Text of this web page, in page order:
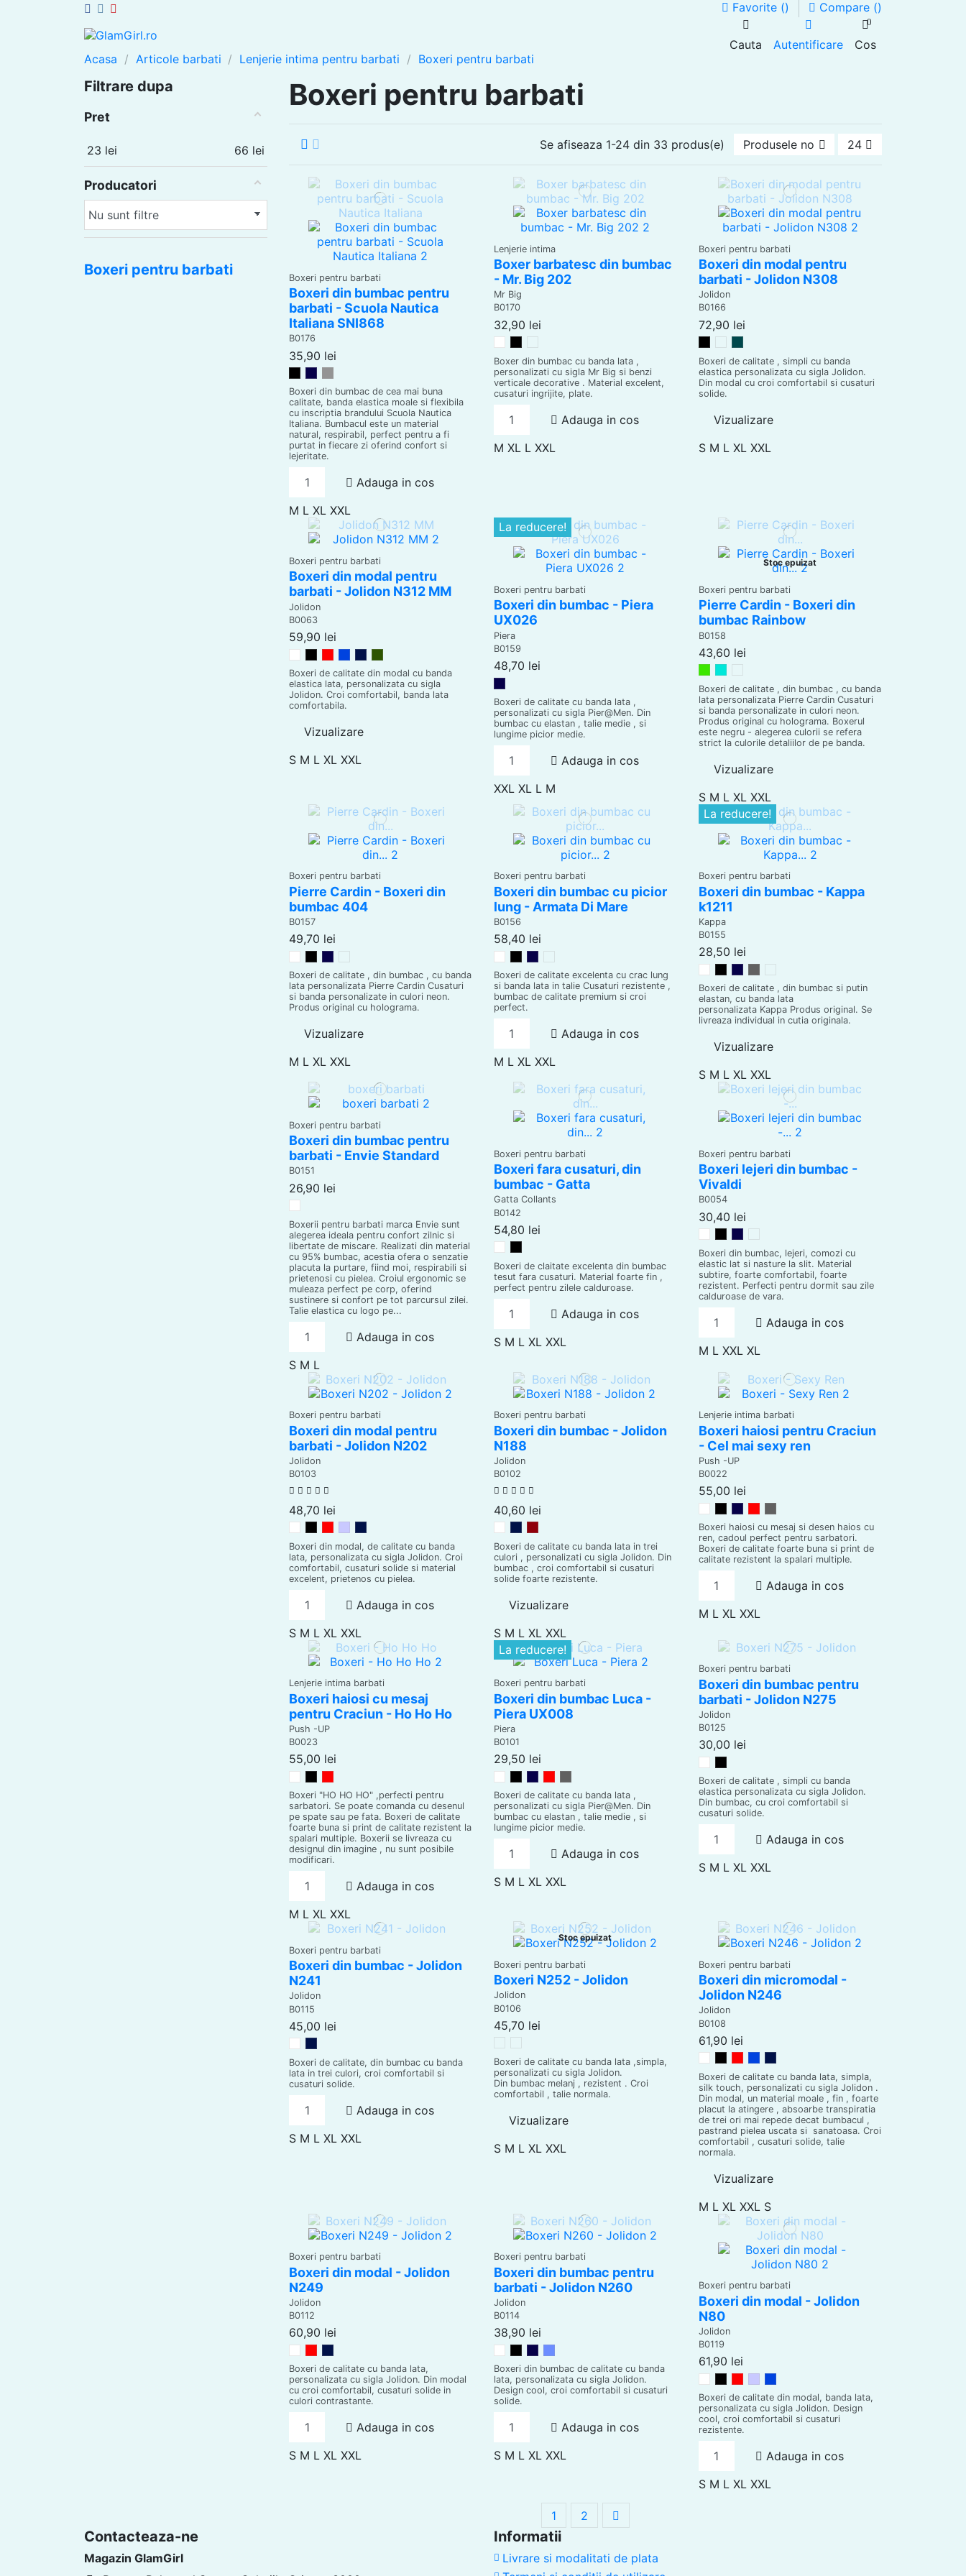
Favorite () Compare ()
Cauta Autentificare
0
Cos
Acasa
Articole barbati Lenjerie intima pentru barbati Boxeri pentru barbati
Boxeri pentru barbati
Se afiseaza 1-24 din 33 produs(e) Produsele noi la inceput
24
Boxeri pentru barbati
Boxeri din bumbac pentru
barbati - Scuola Nautica
Italiana SNI868
B0176
35,90 lei
NegruBleumarin
Light Grey
Boxeri din bumbac de cea mai buna
calitate, banda elastica moale si flexibila
cu inscriptia brandului Scuola Nautica
Italiana. Bumbacul este un material
natural, respirabil, perfect pentru a fi
purtat in fiecare zi oferind confort si
lejeritate.
Adauga in cos
M L XL XXL
Lenjerie intima
Boxer barbatesc din bumbac
- Mr. Big 202
Mr Big
B0170
32,90 lei
AlbNegru
Boxer din bumbac cu banda lata ,
personalizati cu sigla Mr Big si benzi
verticale decorative . Material excelent,
cusaturi ingrijite, plate.
Adauga in cos
M XL L XXL
Boxeri pentru barbati
Boxeri din modal pentru
barbati - Jolidon N308
Jolidon
B0166
72,90 lei
NegruGrigioVeronese
Boxeri de calitate , simpli cu banda
elastica personalizata cu sigla Jolidon.
Din modal cu croi comfortabil si cusaturi
solide.
Vizualizare
S M L XL XXL
Boxeri pentru barbati
Boxeri din modal pentru
barbati - Jolidon N312 MM
Jolidon
B0063
59,90 lei
AlbNegru
RosuRiviera Blue
Dark Blue
Bottle Green
Boxeri de calitate din modal cu banda
elastica lata, personalizata cu sigla
Jolidon. Croi comfortabil, banda lata
comfortabila.
Vizualizare
S M L XL XXL
La reducere!
Boxeri pentru barbati
Boxeri din bumbac - Piera
UX026
Piera
B0159
48,70 lei
Bleumarin
Boxeri de calitate cu banda lata ,
personalizati cu sigla Pier@Men. Din
bumbac cu elastan , talie medie , si
lungime picior medie.
Adauga in cos
XXL XL L M
Stoc epuizat
Boxeri pentru barbati
Pierre Cardin - Boxeri din
bumbac Rainbow
B0158
43,60 lei
Verde Neon
Turqoise
Boxeri de calitate , din bumbac , cu banda
lata personalizata Pierre Cardin Cusaturi
si banda personalizate in culori neon.
Produs original cu holograma. Boxerul
este negru - alegerea culorii se refera
strict la culorile detaliilor de pe banda.
Vizualizare
S M L XL XXL
Boxeri pentru barbati
Pierre Cardin - Boxeri din
bumbac 404
B0157
49,70 lei
AlbNegruBleumarin
Boxeri de calitate , din bumbac , cu banda
lata personalizata Pierre Cardin Cusaturi
si banda personalizate in culori neon.
Produs original cu holograma.
Vizualizare
M L XL XXL
Boxeri pentru barbati
Boxeri din bumbac cu picior
lung - Armata Di Mare
B0156
58,40 lei
AlbNegruBleumarin
Boxeri de calitate excelenta cu crac lung
si banda lata in talie Cusaturi rezistente ,
bumbac de calitate premium si croi
perfect.
Adauga in cos
M L XL XXL
La reducere!
Boxeri pentru barbati
Boxeri din bumbac - Kappa
k1211
Kappa
B0155
28,50 lei
AlbNegruBleumarin
Gri
Boxeri de calitate , din bumbac si putin
elastan, cu banda lata
personalizata Kappa Produs original. Se
livreaza individual in cutia originala.
Vizualizare
S M L XL XXL
Boxeri pentru barbati
Boxeri din bumbac pentru
barbati - Envie Standard
B0151
26,90 lei
Alb
Boxerii pentru barbati marca Envie sunt
alegerea ideala pentru confort zilnic si
libertate de miscare. Realizati din material
cu 95% bumbac, acestia ofera o senzatie
placuta la purtare, fiind moi, respirabili si
prietenosi cu pielea. Croiul ergonomic se
muleaza perfect pe corp, oferind
sustinere si confort pe tot parcursul zilei.
Talie elastica cu logo pe...
Adauga in cos
S M L
Boxeri pentru barbati
Boxeri fara cusaturi, din
bumbac - Gatta
Gatta Collants
B0142
54,80 lei
AlbNegru
Boxeri de claitate excelenta din bumbac
tesut fara cusaturi. Material foarte fin ,
perfect pentru zilele calduroase.
Adauga in cos
S M L XL XXL
Boxeri pentru barbati
Boxeri lejeri din bumbac -
Vivaldi
B0054
30,40 lei
AlbNegruBleumarin
Boxeri din bumbac, lejeri, comozi cu
elastic lat si nasture la slit. Material
subtire, foarte comfortabil, foarte
rezistent. Perfecti pentru dormit sau zile
calduroase de vara.
Adauga in cos
M L XXL XL
Boxeri pentru barbati
Boxeri din modal pentru
barbati - Jolidon N202
Jolidon
B0103
48,70 lei
AlbNegru
RosuGreyDark Blue
Boxeri din modal, de calitate cu banda
lata, personalizata cu sigla Jolidon. Croi
comfortabil, cusaturi solide si material
excelent, prietenos cu pielea.
Adauga in cos
S M L XL XXL
Boxeri pentru barbati
Boxeri din bumbac - Jolidon
N188
Jolidon
B0102
40,60 lei
AlbDark Blue
Dusky Red
Boxeri de calitate cu banda lata in trei
culori , personalizati cu sigla Jolidon. Din
bumbac , croi comfortabil si cusaturi
solide foarte rezistente.
Vizualizare
S M L XL XXL
Lenjerie intima barbati
Boxeri haiosi pentru Craciun
- Cel mai sexy ren
Push -UP
B0022
55,00 lei
AlbNegruBleumarin
Rosu
Gri
Boxeri haiosi cu mesaj si desen haios cu
ren, cadoul perfect pentru sarbatori.
Boxeri de calitate foarte buna si print de
calitate rezistent la spalari multiple.
Adauga in cos
M L XL XXL
Lenjerie intima barbati
Boxeri haiosi cu mesaj
pentru Craciun - Ho Ho Ho
Push -UP
B0023
55,00 lei
AlbNegruRosu
Boxeri "HO HO HO" ,perfecti pentru
sarbatori. Se poate comanda cu desenul
pe spate sau pe fata. Boxeri de calitate
foarte buna si print de calitate rezistent la
spalari multiple. Boxerii se livreaza cu
designul din imagine , nu sunt posibile
modificari.
Adauga in cos
M L XL XXL
La reducere!
Boxeri pentru barbati
Boxeri din bumbac Luca -
Piera UX008
Piera
B0101
29,50 lei
AlbNegruBleumarin
Rosu
Gri
Boxeri de calitate cu banda lata ,
personalizati cu sigla Pier@Men. Din
bumbac cu elastan , talie medie , si
lungime picior medie.
Adauga in cos
S M L XL XXL
Boxeri pentru barbati
Boxeri din bumbac pentru
barbati - Jolidon N275
Jolidon
B0125
30,00 lei
AlbNegru
Boxeri de calitate , simpli cu banda
elastica personalizata cu sigla Jolidon.
Din bumbac, cu croi comfortabil si
cusaturi solide.
Adauga in cos
S M L XL XXL
Boxeri pentru barbati
Boxeri din bumbac - Jolidon
N241
Jolidon
B0115
45,00 lei
AlbDark Blue
Boxeri de calitate, din bumbac cu banda
lata in trei culori, croi comfortabil si
cusaturi solide.
Adauga in cos
S M L XL XXL
Stoc epuizat
Boxeri pentru barbati
Boxeri N252 - Jolidon
Jolidon
B0106
45,70 lei
Boxeri de calitate cu banda lata ,simpla,
personalizati cu sigla Jolidon.
Din bumbac melanj , rezistent . Croi
comfortabil , talie normala.
Vizualizare
S M L XL XXL
Boxeri pentru barbati
Boxeri din micromodal -
Jolidon N246
Jolidon
B0108
61,90 lei
AlbNegru
RosuRiviera Blue
Dark Blue
Boxeri de calitate cu banda lata, simpla,
silk touch, personalizati cu sigla Jolidon .
Din modal, un material moale , fin , foarte
placut la atingere , absoarbe transpiratia
de trei ori mai repede decat bumbacul ,
pastrand pielea uscata si sanatoasa. Croi
comfortabil , cusaturi solide, talie
normala.
Vizualizare
M L XL XXL S
Boxeri pentru barbati
Boxeri din modal - Jolidon
N249
Jolidon
B0112
60,90 lei
AlbRosuDark Blue
Boxeri de calitate cu banda lata,
personalizata cu sigla Jolidon. Din modal
cu croi comfortabil, cusaturi solide in
culori contrastante.
Adauga in cos
S M L XL XXL
Boxeri pentru barbati
Boxeri din bumbac pentru
barbati - Jolidon N260
Jolidon
B0114
38,90 lei
AlbNegruBleumarin
Jeans
Boxeri din bumbac de calitate cu banda
lata, personalizata cu sigla Jolidon.
Design cool, croi comfortabil si cusaturi
solide.
Adauga in cos
S M L XL XXL
Boxeri pentru barbati
Boxeri din modal - Jolidon
N80
Jolidon
B0119
61,90 lei
AlbNegru
RosuGreyRiviera Blue
Boxeri de calitate din modal, banda lata,
personalizata cu sigla Jolidon. Design
cool, croi comfortabil si cusaturi
rezistente.
Adauga in cos
S M L XL XXL
1 2
Filtrare dupa
Pret
23 lei 66 lei
Producatori
Boxeri pentru barbati
Contacteaza-ne
Magazin GlamGirl
Informatii
Livrare si modalitati de plata